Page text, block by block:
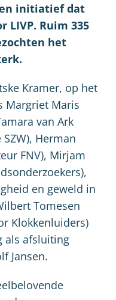
initiatief dat
LIVP. Ruim 335
het
Kramer, op het
Margriet Maris
van Ark
Herman
FNV), Mirjam
en geweld in
Tomesen
Klokkenluiders)
als afsluiting
Jansen.